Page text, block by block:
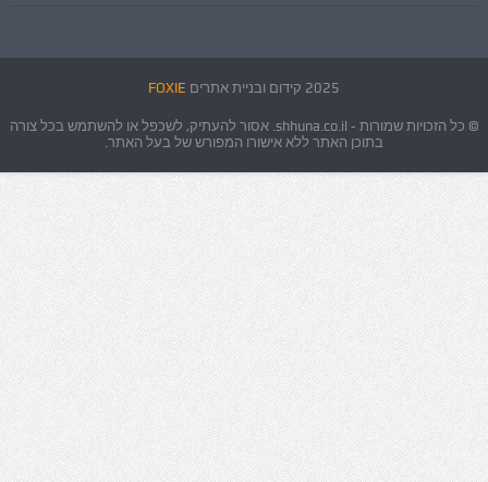
2025 קידום ובניית אתרים FOXIE
© כל הזכויות שמורות - shhuna.co.il. אסור להעתיק, לשכפל או להשתמש בכל צורה
בתוכן האתר ללא אישורו המפורש של בעל האתר.